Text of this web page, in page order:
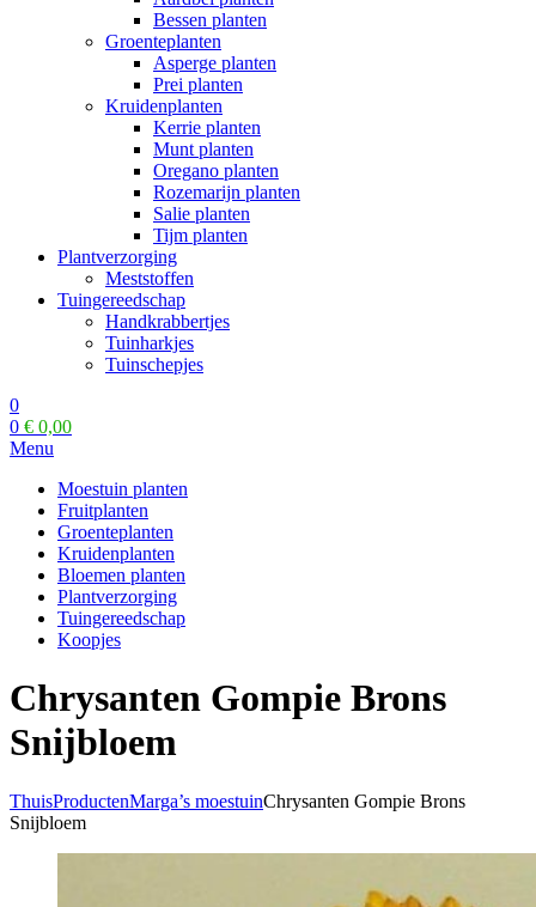
Bessen planten
Groenteplanten
Asperge planten
Prei planten
Kruidenplanten
Kerrie planten
Munt planten
Oregano planten
Rozemarijn planten
Salie planten
Tijm planten
Plantverzorging
Meststoffen
Tuingereedschap
Handkrabbertjes
Tuinharkjes
Tuinschepjes
0
0 € 0,00
Menu
Moestuin planten
Fruitplanten
Groenteplanten
Kruidenplanten
Bloemen planten
Plantverzorging
Tuingereedschap
Koopjes
Chrysanten Gompie Brons
Snijbloem
ThuisProductenMarga’s moestuinChrysanten Gompie Brons
Snijbloem